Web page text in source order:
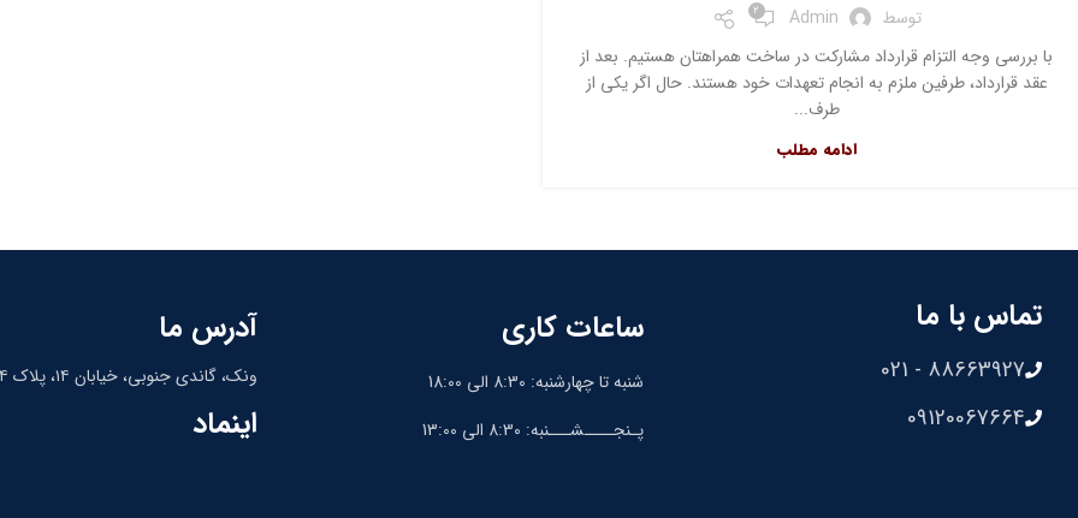
توسط Admin
2
با بررسی وجه التزام قرارداد مشارکت در ساخت همراهتان هستیم. بعد از
عقد قرارداد، طرفین ملزم به انجام تعهدات خود هستند. حال اگر یکی از
طرف...
ادامه مطلب
تماس با ما
88663927 - 021
09120067664
ساعات کاری
شنبه تا چهارشنبه: 8:30 الی 18:00
پـنجــــشـــنبه: 8:30 الی 13:00
آدرس ما
ونک، گاندی جنوبی، خیابان ۱۴، پلاک ۱۴، واحد ۹
اینماد